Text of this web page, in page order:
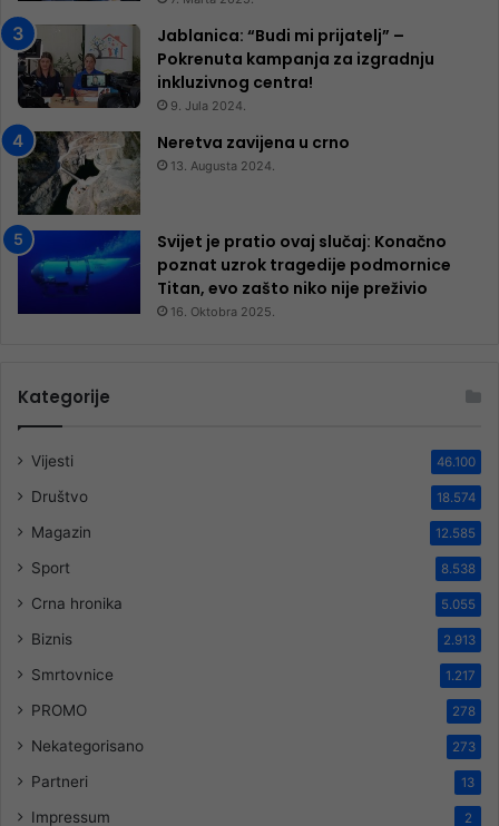
Jablanica: “Budi mi prijatelj” –
Pokrenuta kampanja za izgradnju
inkluzivnog centra!
9. Jula 2024.
Neretva zavijena u crno
13. Augusta 2024.
Svijet je pratio ovaj slučaj: Konačno
poznat uzrok tragedije podmornice
Titan, evo zašto niko nije preživio
16. Oktobra 2025.
Kategorije
Vijesti 46.100
Društvo 18.574
Magazin 12.585
Sport 8.538
Crna hronika 5.055
Biznis 2.913
Smrtovnice 1.217
PROMO 278
Nekategorisano 273
Partneri 13
Impressum 2